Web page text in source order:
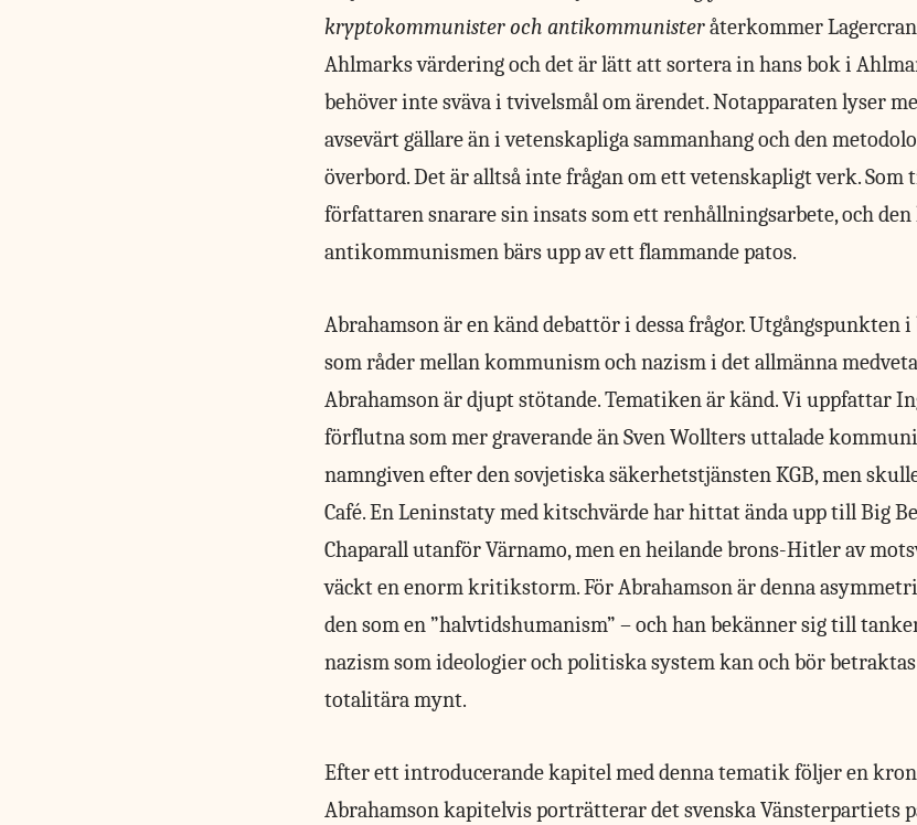
kryptokommunister och antikommunisteråterkommer
Ahlmarks värdering och det är lätt att sortera in hans bok i
behöver inte sväva i tvivelsmål om ärendet. Notapparaten lyser
avsevärt gällare än i vetenskapliga sammanhang och den
överbord. Det är alltså inte frågan om ett vetenskapligt verk.
författaren snarare sin insats som ett renhållningsarbete, och
antikommunismen bärs upp av ett flammande patos.
Abrahamson är enkänd debattör i dessa frågor. Utgångspunkten
som råder mellan kommunism och nazism i det allmänna
Abrahamson är djupt stötande. Tematiken är känd. Vi uppfattar
förflutna som mer graverande än Sven Wollters uttalade
namngiven efter den sovjetiska säkerhetstjänsten KGB, men
Café. En Leninstaty med kitschvärde har hittat ända upp till Big
Chaparall utanför Värnamo, men en heilande brons-Hitler av
väckt en enorm kritikstorm. För Abrahamson är denna
den som en ”halvtidshumanism” – och han bekänner sig till
nazism som ideologier och politiska system kan och bör
totalitära mynt.
Efter ett introducerande kapitel med denna tematik följer en
Abrahamson kapitelvis porträtterar det svenska Vänsterpartiets